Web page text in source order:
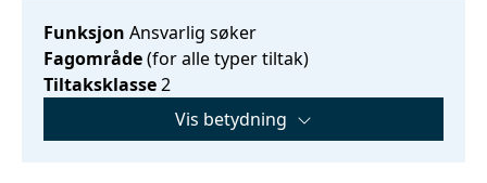
Funksjon Ansvarlig søker
Fagområde(for alle typer tiltak)
Tiltaksklasse2
Vis betydning